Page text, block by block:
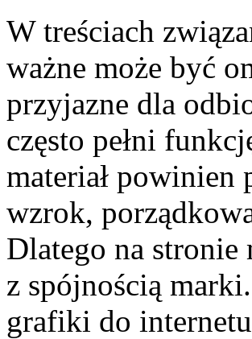
W treściach
ważne może być
przyjazne dla
często pełni
materiał powinien
wzrok,
Dlatego na stronie
z spójnością
grafiki do